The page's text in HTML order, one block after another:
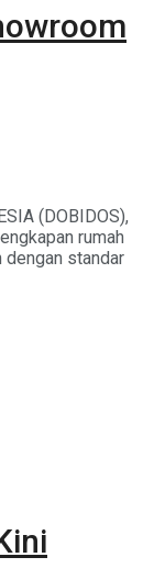
(DOBIDOS),
rumah
standar